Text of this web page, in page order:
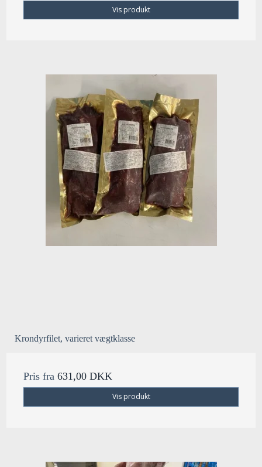
Vis produkt
Krondyrfilet, varieret vægtklasse
Pris fra 631,00 DKK
Vis produkt